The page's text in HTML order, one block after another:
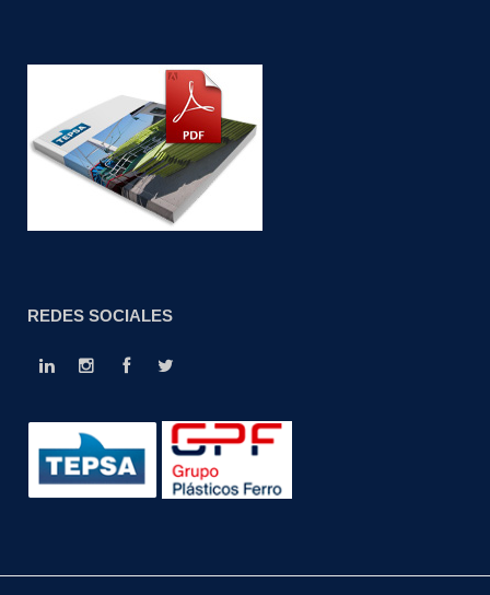
REDES SOCIALES